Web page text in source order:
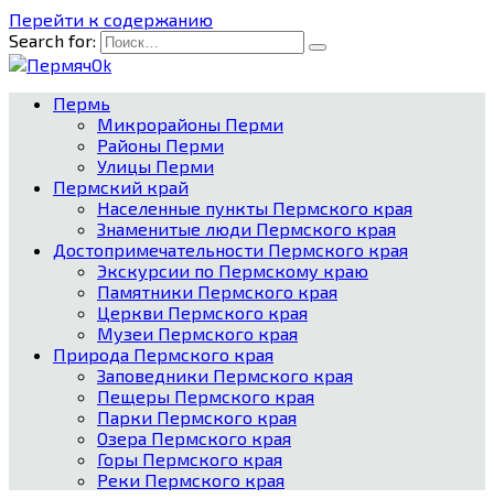
Перейти к содержанию
Search for:
Пермь
Микрорайоны Перми
Районы Перми
Улицы Перми
Пермский край
Населенные пункты Пермского края
Знаменитые люди Пермского края
Достопримечательности Пермского края
Экскурсии по Пермскому краю
Памятники Пермского края
Церкви Пермского края
Музеи Пермского края
Природа Пермского края
Заповедники Пермского края
Пещеры Пермского края
Парки Пермского края
Озера Пермского края
Горы Пермского края
Реки Пермского края